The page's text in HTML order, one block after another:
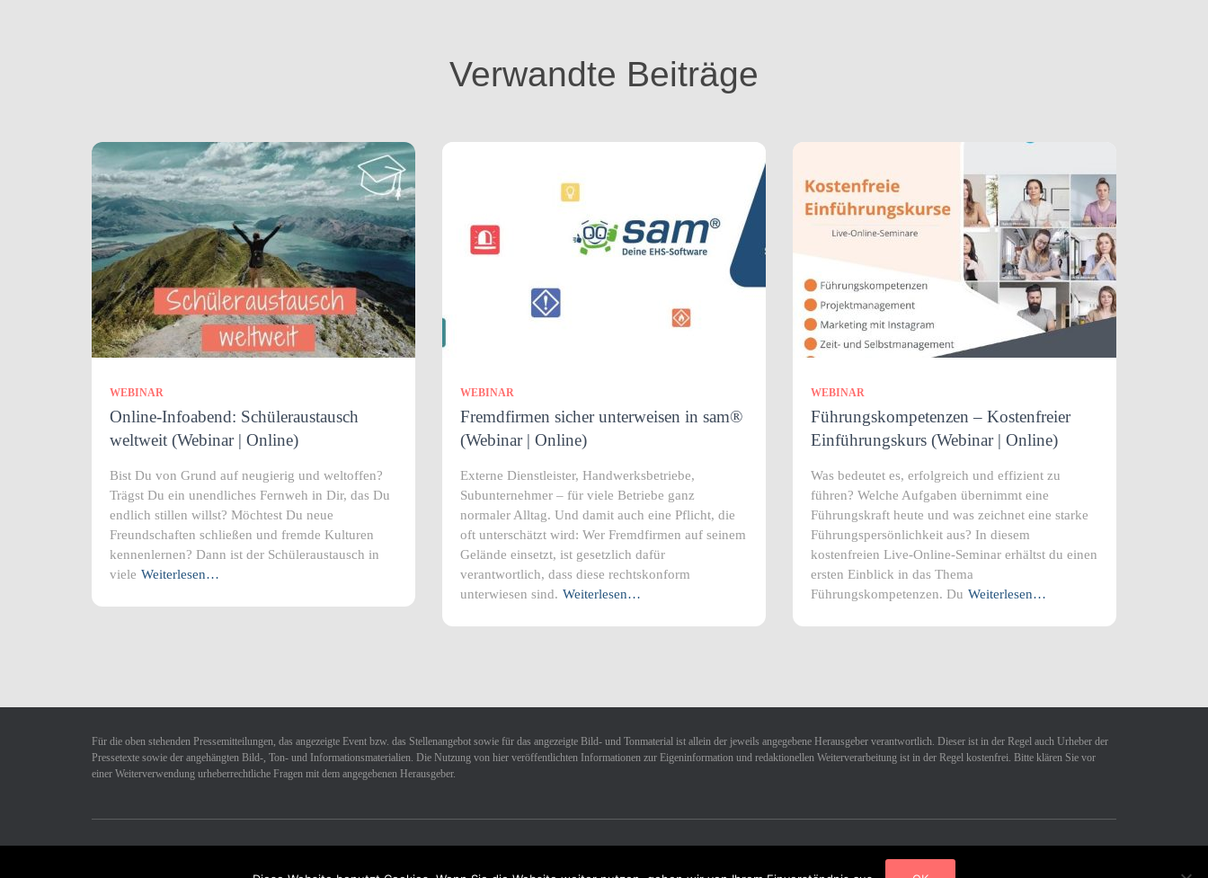
Verwandte Beiträge
WEBINAR
Online-Infoabend: Schüleraustausch
weltweit (Webinar | Online)
Bist Du von Grund auf neugierig und weltoffen?
Trägst Du ein unendliches Fernweh in Dir, das Du
endlich stillen willst? Möchtest Du neue
Freundschaften schließen und fremde Kulturen
kennenlernen? Dann ist der Schüleraustausch in
viele Weiterlesen…
WEBINAR
Fremdfirmen sicher unterweisen in sam®
(Webinar | Online)
Externe Dienstleister, Handwerksbetriebe,
Subunternehmer – für viele Betriebe ganz
normaler Alltag. Und damit auch eine Pflicht, die
oft unterschätzt wird: Wer Fremdfirmen auf seinem
Gelände einsetzt, ist gesetzlich dafür
verantwortlich, dass diese rechtskonform
unterwiesen sind. Weiterlesen…
WEBINAR
Führungskompetenzen – Kostenfreier
Einführungskurs (Webinar | Online)
Was bedeutet es, erfolgreich und effizient zu
führen? Welche Aufgaben übernimmt eine
Führungskraft heute und was zeichnet eine starke
Führungspersönlichkeit aus? In diesem
kostenfreien Live-Online-Seminar erhältst du einen
ersten Einblick in das Thema
Führungskompetenzen. Du Weiterlesen…
Für die oben stehenden Pressemitteilungen, das angezeigte Event bzw. das Stellenangebot sowie für das angezeigte Bild- und Tonmaterial ist allein der jeweils angegebene Herausgeber verantwortlich. Dieser ist in der Regel auch Urheber der
Pressetexte sowie der angehängten Bild-, Ton- und Informationsmaterialien. Die Nutzung von hier veröffentlichten Informationen zur Eigeninformation und redaktionellen Weiterverarbeitung ist in der Regel kostenfrei. Bitte klären Sie vor
einer Weiterverwendung urheberrechtliche Fragen mit dem angegebenen Herausgeber.
Hestia | Entwickelt von